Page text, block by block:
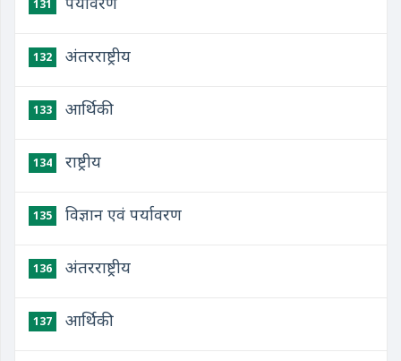
131
132 अंतरराष्ट्रीय
133 आर्थिकी
134 राष्ट्रीय
135 ​विज्ञान एवं पर्यावरण
136 ​अंतरराष्ट्रीय
137 ​आर्थिकी